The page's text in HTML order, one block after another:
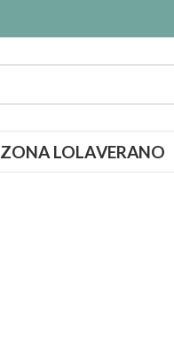
ZONA LOLAVERANO